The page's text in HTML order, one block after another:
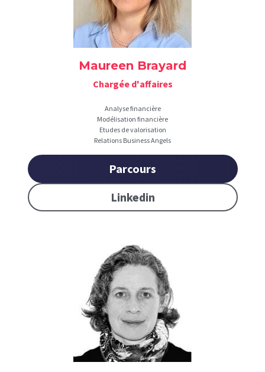
Maureen Brayard
Chargée d'affaires
Analyse financière
Modélisation financière
Etudes de valorisation
Relations Business Angels
Parcours
Linkedin